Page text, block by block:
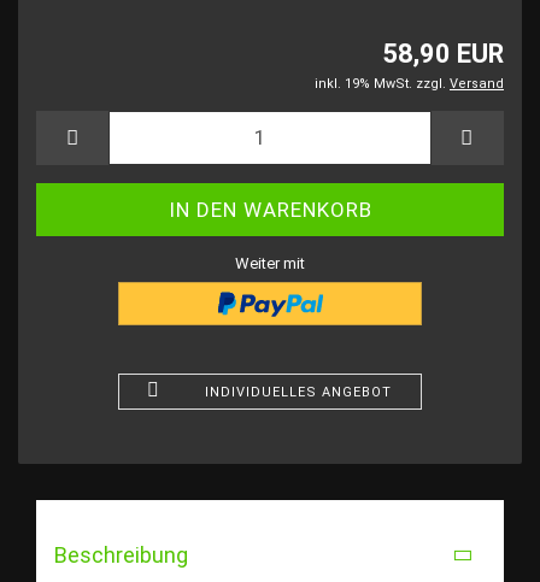
58,90 EUR
inkl. 19% MwSt. zzgl. Versand
Weiter mit
INDIVIDUELLES ANGEBOT
Beschreibung